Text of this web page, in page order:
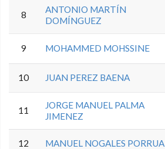
8
ANTONIO MARTÍN
DOMÍNGUEZ
9 MOHAMMED MOHSSINE
10 JUAN PEREZ BAENA
11
JORGE MANUEL PALMA
JIMENEZ
12 MANUEL NOGALES PORRUA